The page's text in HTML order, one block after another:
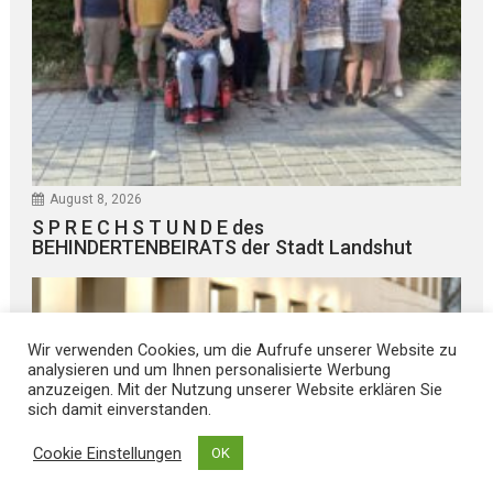
August 8, 2026
S P R E C H S T U N D E des
BEHINDERTENBEIRATS der Stadt Landshut
Wir verwenden Cookies, um die Aufrufe unserer Website zu
analysieren und um Ihnen personalisierte Werbung
anzuzeigen. Mit der Nutzung unserer Website erklären Sie
sich damit einverstanden.
Cookie Einstellungen OK